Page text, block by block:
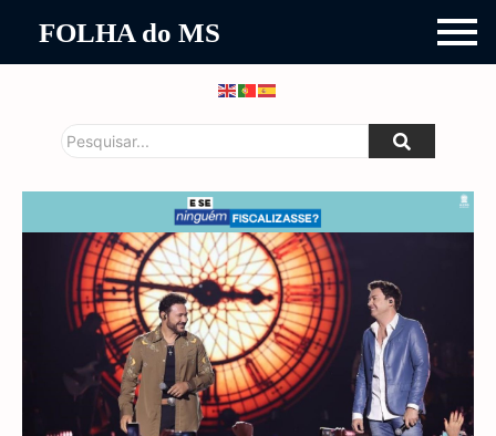
FOLHA do MS